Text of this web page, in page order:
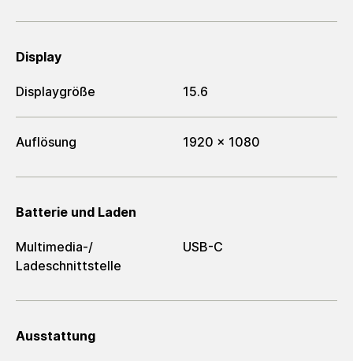
Display
Displaygröße 15.6
Auflösung 1920 x 1080
Batterie und Laden
Multimedia-/​
Ladeschnittstelle
USB-C
Ausstattung